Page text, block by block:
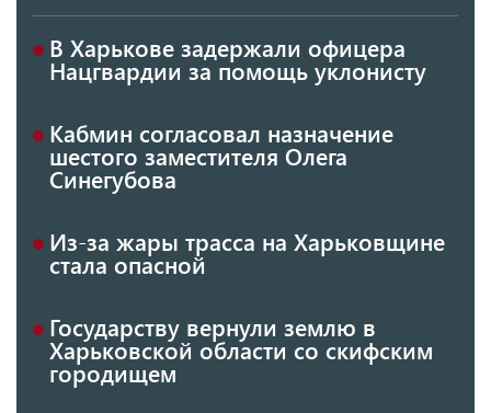
В Харькове задержали офицера
Нацгвардии за помощь уклонисту
Кабмин согласовал назначение
шестого заместителя Олега
Синегубова
Из-за жары трасса на Харьковщине
стала опасной
Государству вернули землю в
Харьковской области со скифским
городищем